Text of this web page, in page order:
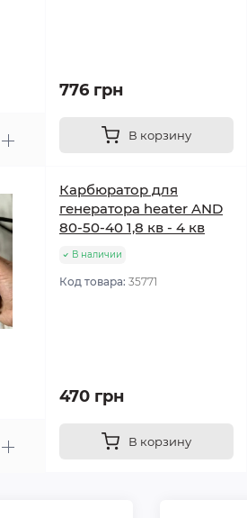
776 грн
В корзину
Карбюратор для
генератора heater AND
80-50-40 1,8 кв - 4 кв
В наличии
Код товара: 35771
470 грн
В корзину